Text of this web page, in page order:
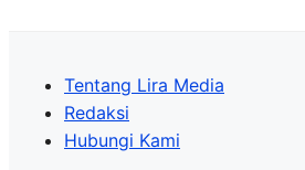
Tentang Lira Media
Redaksi
Hubungi Kami